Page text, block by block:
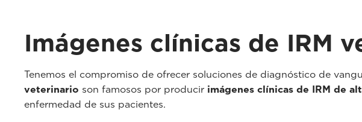
Imágenes clínicas de IRM
Tenemos el compromiso de ofrecer soluciones de diagnóstico de
veterinario son famosos por producir imágenes clínicas de IRM de
enfermedad de sus pacientes.